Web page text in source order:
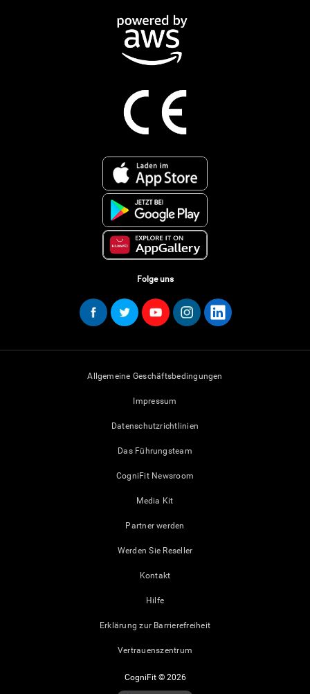
Folge uns
Allgemeine Geschäftsbedingungen
Impressum
Datenschutzrichtlinien
Das Führungsteam
CogniFit Newsroom
Media Kit
Partner werden
Werden Sie Reseller
Kontakt
Hilfe
Erklärung zur Barrierefreiheit
Vertrauenszentrum
CogniFit © 2026